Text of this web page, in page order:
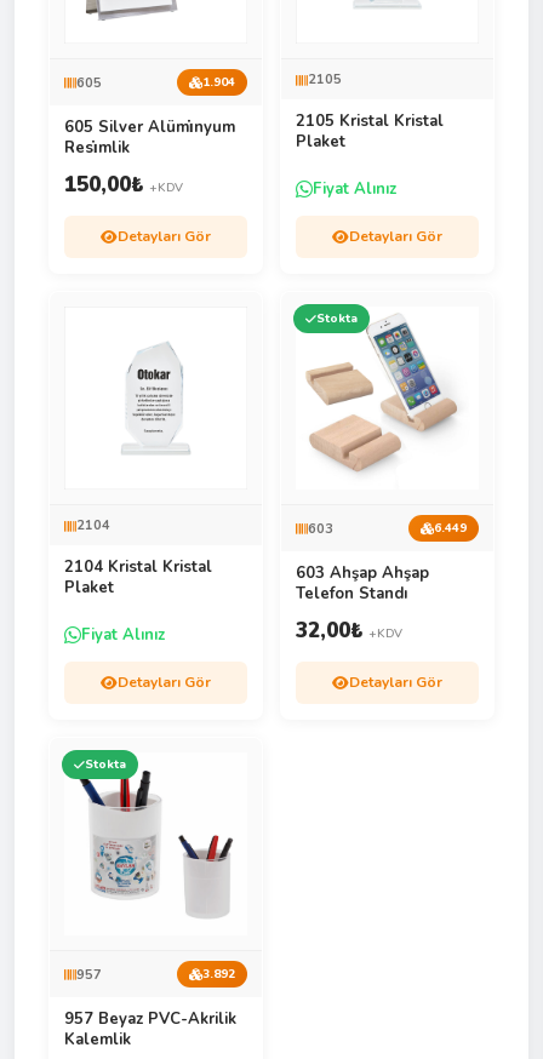
605 1.904
605 Silver Alümi̇nyum
Resi̇mlik
150,00₺ +KDV
Detayları Gör
2105
2105 Kristal Kristal
Plaket
Fiyat Alınız
Detayları Gör
2104
2104 Kristal Kristal
Plaket
Fiyat Alınız
Detayları Gör
Stokta
603 6.449
603 Ahşap Ahşap
Telefon Standı
32,00₺ +KDV
Detayları Gör
Stokta
957 3.892
957 Beyaz PVC-Akrilik
Kalemlik